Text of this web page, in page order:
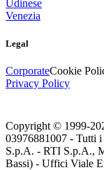
Udinese
Venezia
Legal
CorporateCookie
Privacy Policy
Copyright © 1999-
03976881007 - Tutti
S.p.A. - RTI S.p.A.,
Bassi) - Uffici Viale